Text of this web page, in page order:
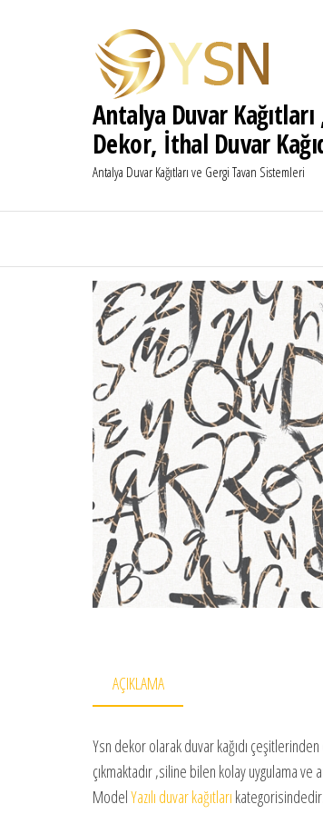
Antalya Duvar Kağıtları
Dekor, İthal Duvar
Antalya Duvar Kağıtları ve Gergi Tavan Sistemleri
AÇIKLAMA
Ysn dekor olarak duvar kağıdı
çıkmaktadır ,siline bilen kolay uygulama
ModelYazılı duvar kağıtları kategorisindedir.